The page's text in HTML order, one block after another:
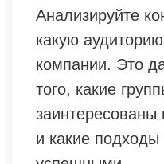
Анализируйте
какую
компании. Это
того, какие
заинтересованы
и какие подходы